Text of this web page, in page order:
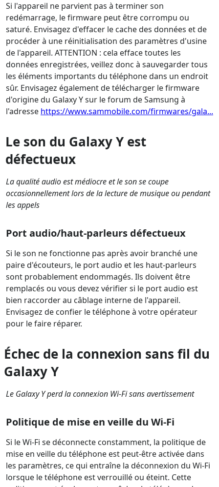
Si l'appareil ne parvient pas à terminer son
redémarrage, le firmware peut être corrompu ou
saturé. Envisagez d'effacer le cache des données et de
procéder à une réinitialisation des paramètres d'usine
de l'appareil. ATTENTION : cela efface toutes les
données enregistrées, veillez donc à sauvegarder tous
les éléments importants du téléphone dans un endroit
sûr. Envisagez également de télécharger le firmware
d'origine du Galaxy Y sur le forum de Samsung à
l'adresse https://www.sammobile.com/firmwares/gala...
Le son du Galaxy Y est
défectueux
La qualité audio est médiocre et le son se coupe
occasionnellement lors de la lecture de musique ou pendant
les appels
Port audio/haut-parleurs défectueux
Si le son ne fonctionne pas après avoir branché une
paire d'écouteurs, le port audio et les haut-parleurs
sont probablement endommagés. Ils doivent être
remplacés ou vous devez vérifier si le port audio est
bien raccorder au câblage interne de l'appareil.
Envisagez de confier le téléphone à votre opérateur
pour le faire réparer.
Échec de la connexion sans fil du
Galaxy Y
Le Galaxy Y perd la connexion Wi-Fi sans avertissement
Politique de mise en veille du Wi-Fi
Si le Wi-Fi se déconnecte constamment, la politique de
mise en veille du téléphone est peut-être activée dans
les paramètres, ce qui entraîne la déconnexion du Wi-Fi
lorsque le téléphone est verrouillé ou éteint. Cette